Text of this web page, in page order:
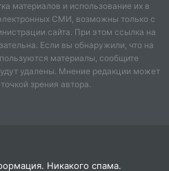
берут интервью у белого
называет
на севере –хлопаем в
материалов и использование их в
СМИ, возможны только с
сайта. При этом ссылка на
Если вы обнаружили, что на
материалы, сообщите
удалены. Мнение редакции может
зрения автора.
Никакого спама.